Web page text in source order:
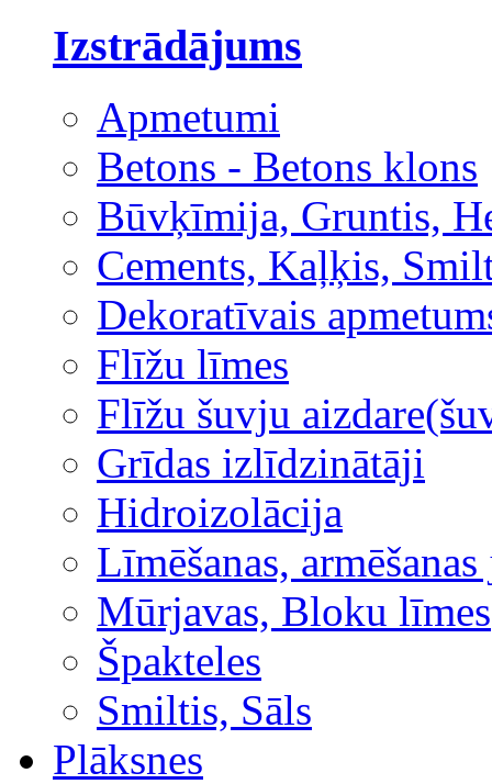
Izstrādājums
Apmetumi
Betons - Betons klons
Būvķīmija, Gruntis,
Cements, Kaļķis,
Dekoratīvais
Flīžu līmes
Flīžu šuvju
Grīdas izlīdzinātāji
Hidroizolācija
Līmēšanas, armēšanas
Mūrjavas, Bloku līmes
Špakteles
Smiltis, Sāls
Plāksnes